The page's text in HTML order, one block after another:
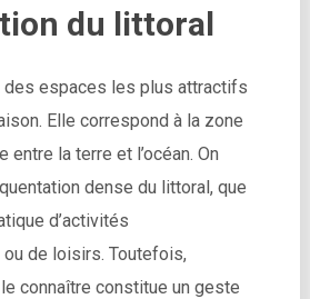
du littoral
des espaces les plus attractifs
Elle correspond à la zone
la terre et l’océan. On
dense du littoral, que
d’activités
de loisirs. Toutefois,
connaître constitue un geste